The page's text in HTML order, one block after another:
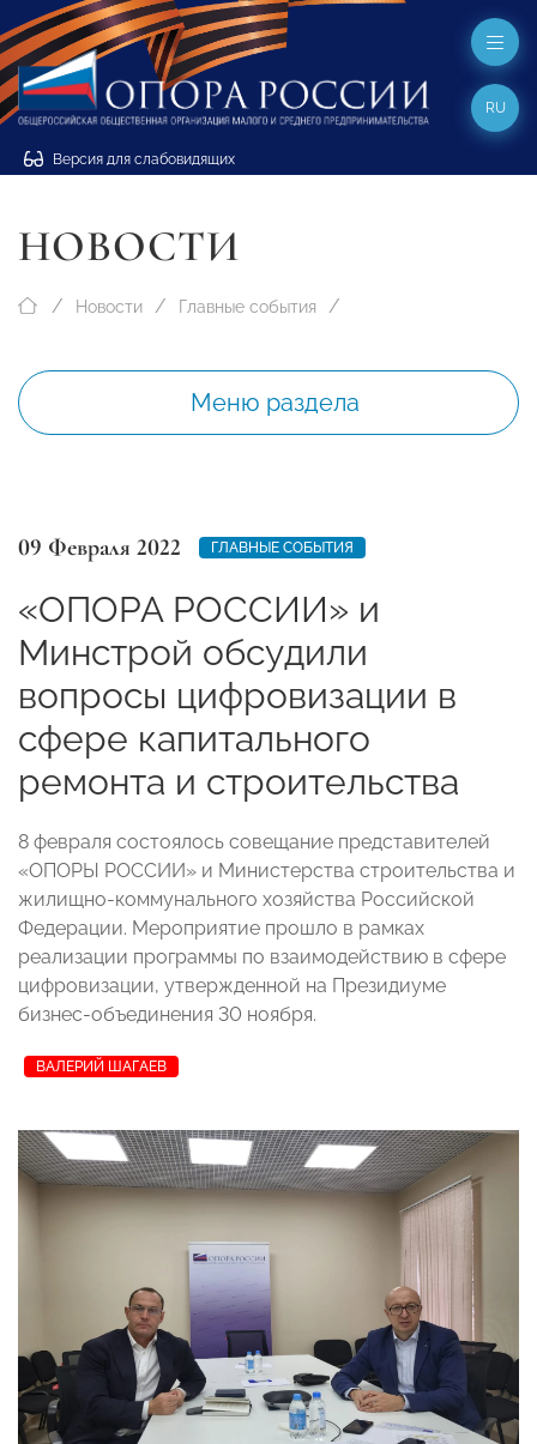
Версия для слабовидящих
RU
НОВОСТИ
Новости Главные события
Меню раздела
09 Февраля 2022 ГЛАВНЫЕ СОБЫТИЯ
«ОПОРА РОССИИ» и
Минстрой обсудили
вопросы цифровизации в
сфере капитального
ремонта и строительства
8 февраля состоялось совещание представителей
«ОПОРЫ РОССИИ» и Министерства строительства и
жилищно-коммунального хозяйства Российской
Федерации. Мероприятие прошло в рамках
реализации программы по взаимодействию в сфере
цифровизации, утвержденной на Президиуме
бизнес-объединения 30 ноября.
ВАЛЕРИЙ ШАГАЕВ